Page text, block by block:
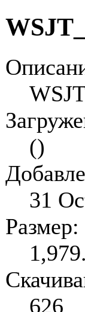
()
31
Размер:
626